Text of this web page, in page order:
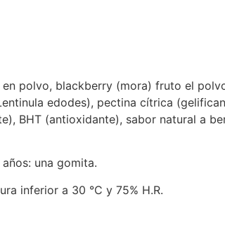
polvo, blackberry (mora) fruto el
edodes), pectina cítrica
BHT (antioxidante), sabor natural a
una gomita.
inferior a 30 °C y 75% H.R.